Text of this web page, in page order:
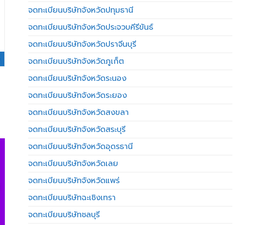
จดทะเบียนบริษัทจังหวัดปทุมธานี
จดทะเบียนบริษัทจังหวัดประจวบคีรีขันธ์
จดทะเบียนบริษัทจังหวัดปราจีนบุรี
จดทะเบียนบริษัทจังหวัดภูเก็ต
จดทะเบียนบริษัทจังหวัดระนอง
จดทะเบียนบริษัทจังหวัดระยอง
จดทะเบียนบริษัทจังหวัดสงขลา
จดทะเบียนบริษัทจังหวัดสระบุรี
จดทะเบียนบริษัทจังหวัดอุดรธานี
จดทะเบียนบริษัทจังหวัดเลย
จดทะเบียนบริษัทจังหวัดแพร่
จดทะเบียนบริษัทฉะเชิงเทรา
จดทะเบียนบริษัทชลบุรี